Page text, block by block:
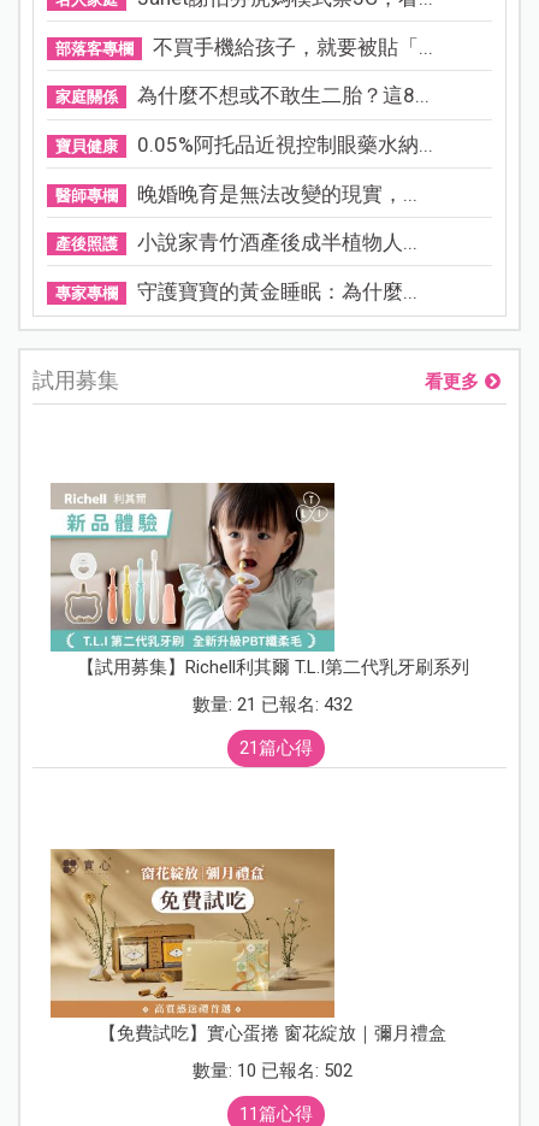
部落客專欄 不買手機給孩子，就要被貼「...
家庭關係 為什麼不想或不敢生二胎？這8...
寶貝健康 0.05%阿托品近視控制眼藥水納...
醫師專欄 晚婚晚育是無法改變的現實，...
產後照護 小說家青竹酒產後成半植物人...
專家專欄 守護寶寶的黃金睡眠：為什麼...
試用募集 看更多
【試用募集】Richell利其爾 T.L.I第二代乳牙刷系列
數量: 21 已報名: 432
21篇心得
【免費試吃】實心蛋捲 窗花綻放｜彌月禮盒
數量: 10 已報名: 502
11篇心得